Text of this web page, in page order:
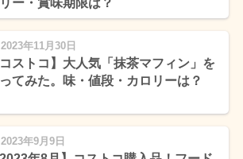
ー・賞味期限は？
2023年11月30日
コストコ】大人気「抹茶マフィン」を
てみた。味・値段・カロリーは？
2023年9月9日